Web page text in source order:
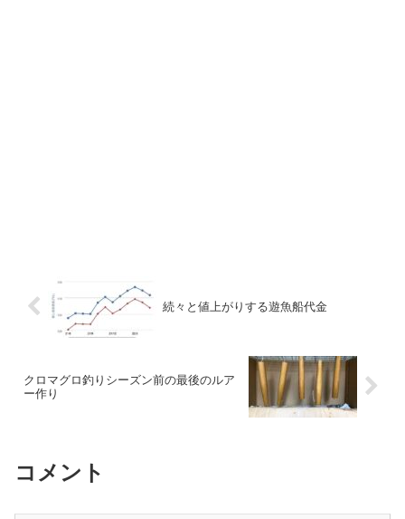
続々と値上がりする遊魚船代金
クロマグロ釣りシーズン前の最後のルア
ー作り
コメント